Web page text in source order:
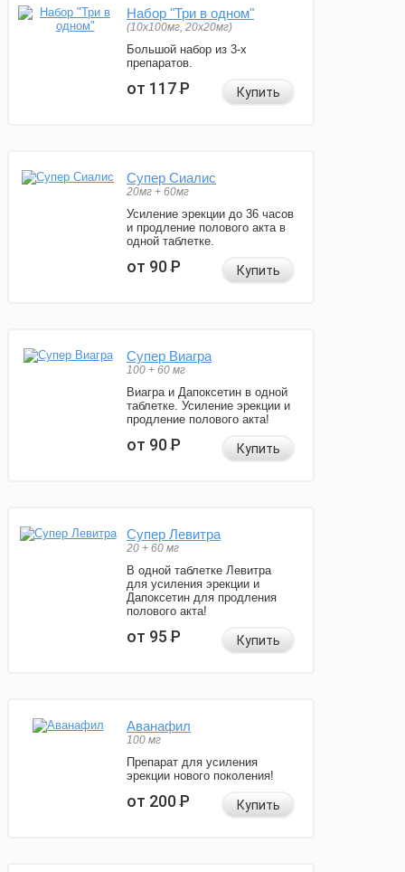
Набор "Три в одном"
(10x100мг, 20x20мг)
Большой набор из 3-х
препаратов.
от 117Р Купить
Супер Сиалис
20мг + 60мг
Усиление эрекции до 36 часов
и продление полового акта в
одной таблетке.
от 90Р Купить
Супер Виагра
100 + 60 мг
Виагра и Дапоксетин в одной
таблетке. Усиление эрекции и
продление полового акта!
от 90Р Купить
Супер Левитра
20 + 60 мг
В одной таблетке Левитра
для усиления эрекции и
Дапоксетин для продления
полового акта!
от 95Р Купить
Аванафил
100 мг
Препарат для усиления
эрекции нового поколения!
от 200Р Купить